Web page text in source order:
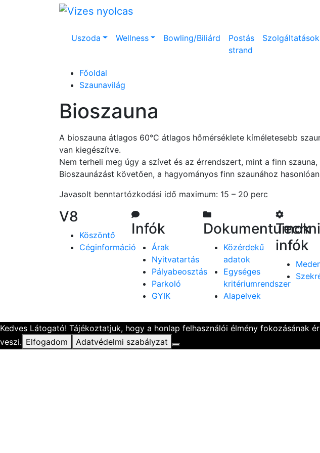
Uszoda Wellness Bowling/Biliárd
Postás
strand
Szolgáltatások
Főoldal
Szaunavilág
Bioszauna
A bioszauna átlagos 60°C átlagos hőmérséklete kíméletesebb
van kiegészítve.
Nem terheli meg úgy a szívet és az érrendszert, mint a finn
Bioszaunázást követően, a hagyományos finn szaunához
Javasolt benntartózkodási idő maximum: 15 – 20 perc
V8
Köszöntő
Céginformáció
Infók
Árak
Nyitvatartás
Pályabeosztás
Parkoló
GYIK
Dokumentumok
Közérdekű
adatok
Egységes
kritériumrendszer
Alapelvek
infók
Kedves Látogató! Tájékoztatjuk, hogy a honlap felhasználói élmény fokozásának
veszi. Elfogadom Adatvédelmi szabályzat